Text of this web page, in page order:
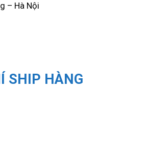
– Hà Nội
SHIP HÀNG